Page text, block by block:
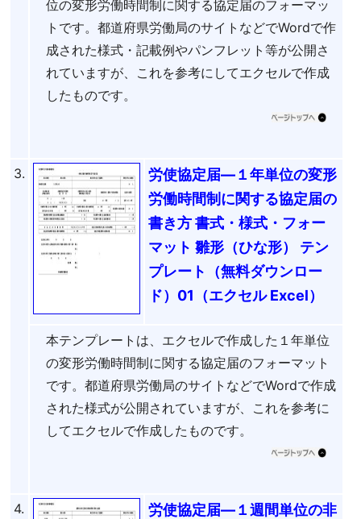
位の変形労働時間制に関する協定届のフォーマッ
トです。都道府県労働局のサイトなどでWordで作
成された様式・記載例やパンフレット等が公開さ
れていますが、これを参考にしてエクセルで作成
したものです。
3.
労使協定届―１年単位の変形
労働時間制に関する協定届の
書き方 書式・様式・フォー
マット 雛形（ひな形） テン
プレート（無料ダウンロー
ド）01（エクセル Excel）
本テンプレートは、エクセルで作成した１年単位
の変形労働時間制に関する協定届のフォーマット
です。都道府県労働局のサイトなどでWordで作成
された様式が公開されていますが、これを参考に
してエクセルで作成したものです。
4.
労使協定届―１週間単位の非